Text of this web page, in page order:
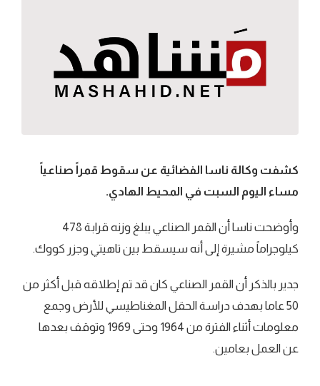
كشفت وكالة ناسا الفضائية عن سقوط قمراً صناعياً
مساء اليوم السبت في المحيط الهادي.
وأوضحت ناسا أن القمر الصناعي يبلغ وزنه قرابة 478
كيلوجراماً مشيرة إلى أنه سيسقط بين تاهيتي وجزر كووك.
جدير بالذكر أن القمر الصناعي كان قد تم إطلاقه قبل أكثر من
50 عاما بهدف دراسة الحقل المغناطيسي للأرض وجمع
معلومات أثناء الفترة من 1964 وحتى 1969 وتوقف بعدها
عن العمل بعامين.